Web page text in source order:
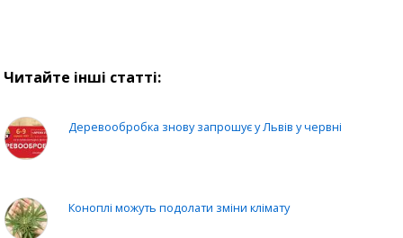
Читайте інші статті:
Деревообробка знову запрошує у Львів у червні
Коноплі можуть подолати зміни клімату